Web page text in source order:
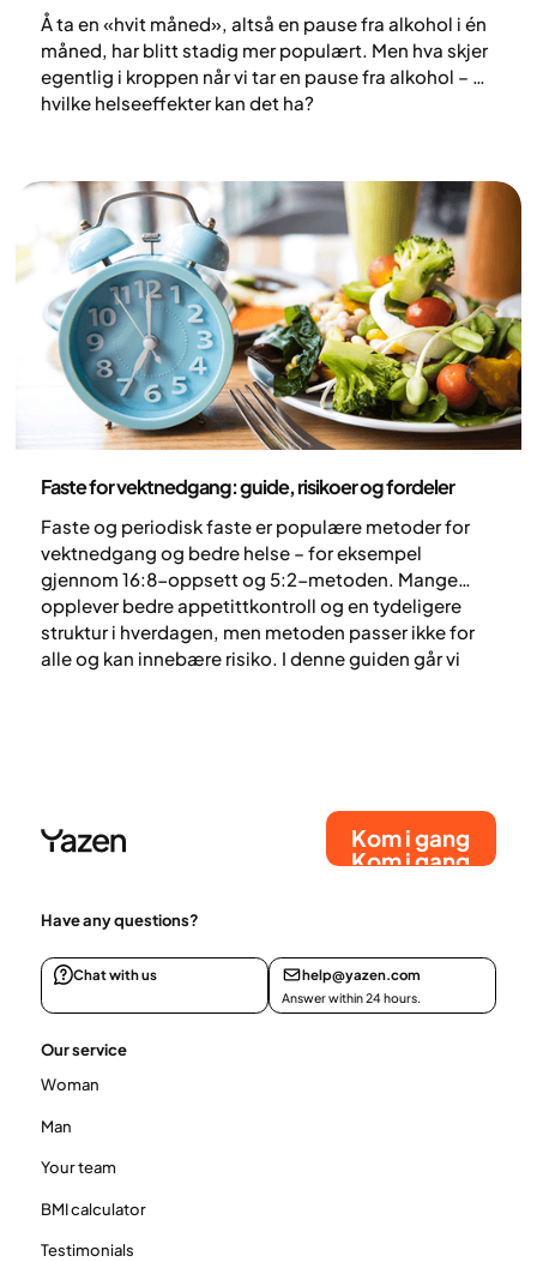
Å ta en «hvit måned», altså en pause fra alkohol i én
måned, har blitt stadig mer populært. Men hva skjer
egentlig i kroppen når vi tar en pause fra alkohol – og
hvilke helseeffekter kan det ha?
Faste for vektnedgang: guide, risikoer og fordeler
Faste og periodisk faste er populære metoder for
vektnedgang og bedre helse – for eksempel
gjennom 16:8-oppsett og 5:2-metoden. Mange
opplever bedre appetittkontroll og en tydeligere
struktur i hverdagen, men metoden passer ikke for
alle og kan innebære risiko. I denne guiden går vi
Kom i gang
Kom i gang
Have any questions?
Chat with us help@yazen.com
Answer within 24 hours.
Our service
Woman
Man
Your team
BMI calculator
Testimonials